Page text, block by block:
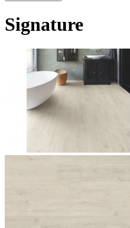
Signature